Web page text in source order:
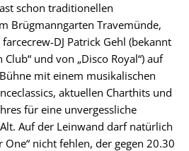
schon traditionellen
Brügmanngarten Travemünde,
DJ Patrick Gehl (bekannt
Club“ und von „Disco Royal“) auf
mit einem musikalischen
aktuellen Charthits und
für eine unvergessliche
Auf der Leinwand darf natürlich
nicht fehlen, der gegen 20.30